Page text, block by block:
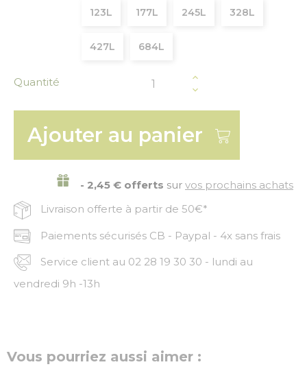
123L 177L 245L 328L
427L 684L
Quantité
Ajouter au panier
- 2,45 € offerts sur vos prochains achats
Livraison offerte à partir de 50€*
Paiements sécurisés CB - Paypal - 4x sans frais
Service client au 02 28 19 30 30 - lundi au
vendredi 9h -13h
Vous pourriez aussi aimer :